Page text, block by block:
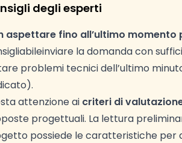
degli esperti
aspettare fino all’ultimo
inviare la domanda con
problemi tecnici dell’ultimo
attenzione ai criteri di
progettuali. La lettura
possiede le caratteristiche per